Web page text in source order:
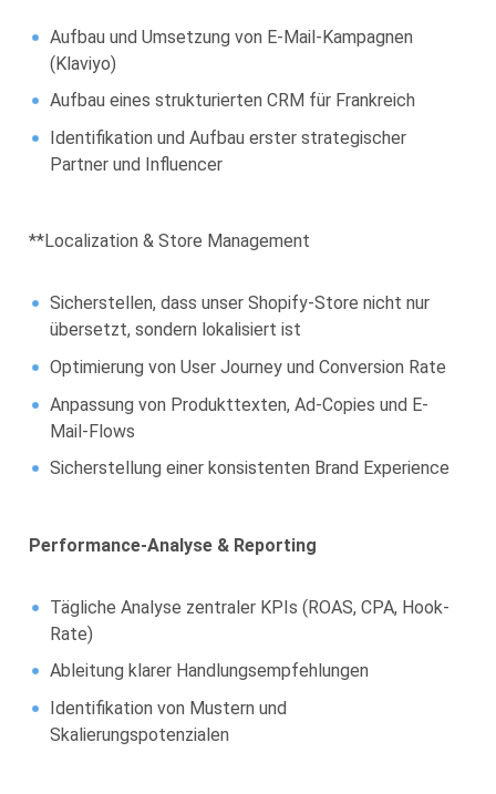
Aufbau und Umsetzung von E-Mail-Kampagnen
(Klaviyo)
Aufbau eines strukturierten CRM für Frankreich
Identifikation und Aufbau erster strategischer
Partner und Influencer
**Localization & Store Management
Sicherstellen, dass unser Shopify-Store nicht nur
übersetzt, sondern lokalisiert ist
Optimierung von User Journey und Conversion Rate
Anpassung von Produkttexten, Ad-Copies und E-
Mail-Flows
Sicherstellung einer konsistenten Brand Experience
Performance-Analyse & Reporting
Tägliche Analyse zentraler KPIs (ROAS, CPA, Hook-
Rate)
Ableitung klarer Handlungsempfehlungen
Identifikation von Mustern und
Skalierungspotenzialen